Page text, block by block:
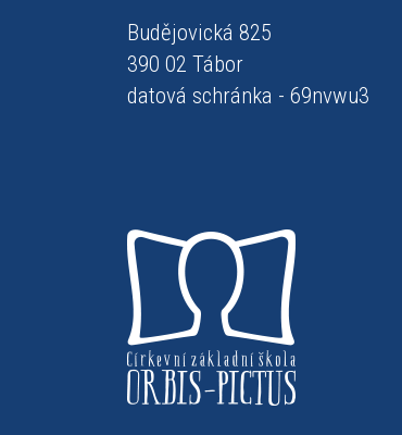
Budějovická 825
390 02 Tábor
datová schránka - 69nvwu3